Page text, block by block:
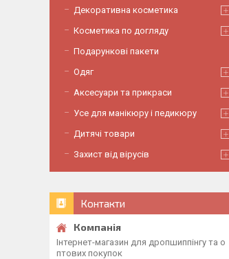
Декоративна косметика
Косметика по догляду
Подарункові пакети
Одяг
Аксесуари та прикраси
Усе для манікюру і педикюру
Дитячі товари
Захист від вірусів
Контакти
Інтернет-магазин для дропшиппінгу та о
птових покупок